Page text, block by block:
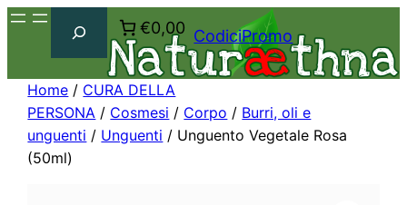
€0,00 CodiciPromo
Home / CURA DELLA
PERSONA / Cosmesi / Corpo / Burri, oli e
unguenti / Unguenti / Unguento Vegetale Rosa
(50ml)